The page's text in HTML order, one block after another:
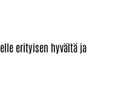
erityisen hyvältä ja